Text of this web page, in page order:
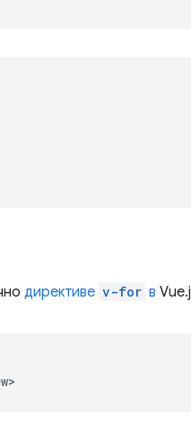
директиве v-for в